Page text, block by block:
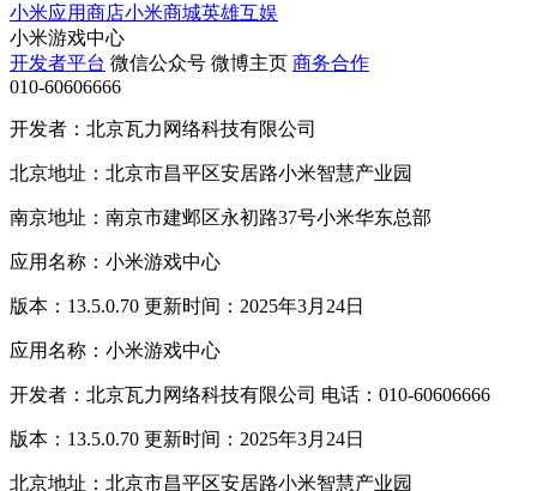
小米应用商店小米商城英雄互娱
小米游戏中心
开发者平台 微信公众号 微博主页 商务合作
010-60606666
开发者：北京瓦力网络科技有限公司
北京地址：北京市昌平区安居路小米智慧产业园
南京地址：南京市建邺区永初路37号小米华东总部
应用名称：小米游戏中心
版本：13.5.0.70 更新时间：2025年3月24日
应用名称：小米游戏中心
开发者：北京瓦力网络科技有限公司 电话：010-60606666
版本：13.5.0.70 更新时间：2025年3月24日
北京地址：北京市昌平区安居路小米智慧产业园